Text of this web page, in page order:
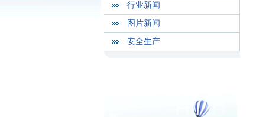
行业新闻
图片新闻
安全生产